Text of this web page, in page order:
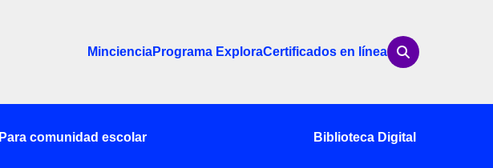
MincienciaPrograma ExploraCertificados en línea
Para comunidad escolar Biblioteca Digital